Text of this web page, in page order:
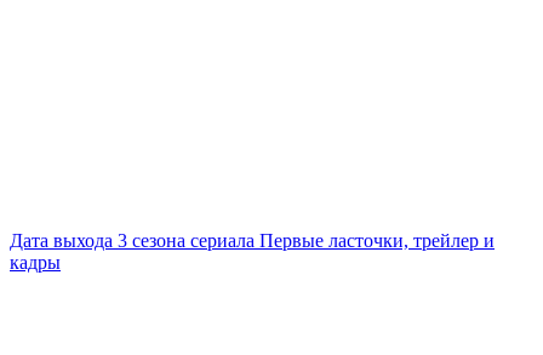
Дата выхода 3 сезона сериала Первые ласточки, трейлер и
кадры